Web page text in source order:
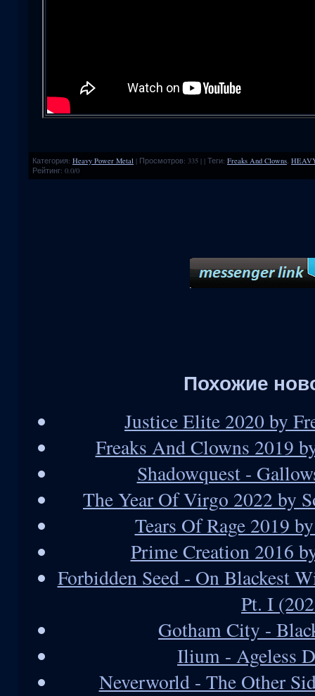
Категория: Heavy Power Metal | Просмотров: 335 | | Теги: Freaks And Clowns
Рейтинг: 0.0/0
Похожие
Justice Elite 2020 by
Freaks And Clowns 2019
Shadowquest -
The Year Of Virgo 2022 by
Tears Of Rage 2019
Prime Creation 2016
Forbidden Seed - On Blackest
Pt. I
Gotham City -
Ilium - Ageless
Neverworld - The Other